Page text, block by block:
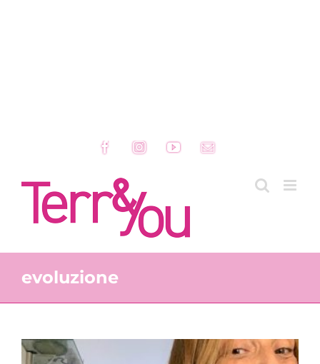
FacebookInstagramYouTubeEmail
evoluzione